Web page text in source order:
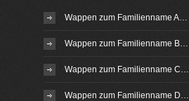
Wappen zum Familienname A…
Wappen zum Familienname B…
Wappen zum Familienname C…
Wappen zum Familienname D…